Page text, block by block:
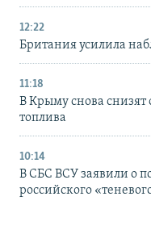
12:22
Британия усилила
11:18
В Крыму снова
топлива
10:14
В СБС ВСУ заявили о
российского